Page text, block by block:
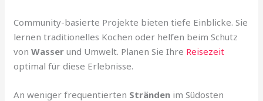
Community-basierte Projekte bieten tiefe Einblicke. Sie
lernen traditionelles Kochen oder helfen beim Schutz
vonWasser und Umwelt. Planen Sie Ihre Reisezeit
optimal für diese Erlebnisse.
An weniger frequentierten Stränden im Südosten